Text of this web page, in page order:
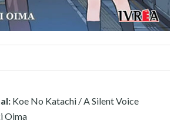
Koe No Katachi / A Silent Voice
Oima